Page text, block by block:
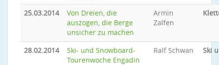
25.03.2014
Von Dreien, die
auszogen, die Berge
unsicher zu machen
Armin
Zalfen
28.02.2014
Ski- und Snowboard-
Tourenwoche Engadin
Ralf Schwan Ski